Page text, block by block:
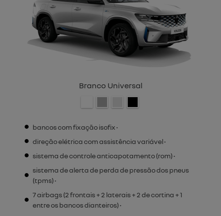
Branco Universal
bancos com fixação isofix •
direção elétrica com assistência variável •
sistema de controle anticapotamento (rom) •
sistema de alerta de perda de pressão dos pneus
(tpms) •
7 airbags (2 frontais + 2 laterais + 2 de cortina + 1
entre os bancos dianteiros) •